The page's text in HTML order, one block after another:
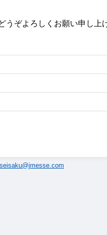
うぞよろしくお願い申し上
seisaku@jmesse.com